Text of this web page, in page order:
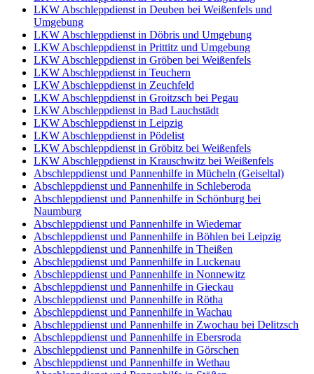
LKW Abschleppdienst in Deuben bei Weißenfels und
Umgebung
LKW Abschleppdienst in Döbris und Umgebung
LKW Abschleppdienst in Prittitz und Umgebung
LKW Abschleppdienst in Gröben bei Weißenfels
LKW Abschleppdienst in Teuchern
LKW Abschleppdienst in Zeuchfeld
LKW Abschleppdienst in Groitzsch bei Pegau
LKW Abschleppdienst in Bad Lauchstädt
LKW Abschleppdienst in Leipzig
LKW Abschleppdienst in Pödelist
LKW Abschleppdienst in Gröbitz bei Weißenfels
LKW Abschleppdienst in Krauschwitz bei Weißenfels
Abschleppdienst und Pannenhilfe in Mücheln (Geiseltal)
Abschleppdienst und Pannenhilfe in Schleberoda
Abschleppdienst und Pannenhilfe in Schönburg bei
Naumburg
Abschleppdienst und Pannenhilfe in Wiedemar
Abschleppdienst und Pannenhilfe in Böhlen bei Leipzig
Abschleppdienst und Pannenhilfe in Theißen
Abschleppdienst und Pannenhilfe in Luckenau
Abschleppdienst und Pannenhilfe in Nonnewitz
Abschleppdienst und Pannenhilfe in Gieckau
Abschleppdienst und Pannenhilfe in Rötha
Abschleppdienst und Pannenhilfe in Wachau
Abschleppdienst und Pannenhilfe in Zwochau bei Delitzsch
Abschleppdienst und Pannenhilfe in Ebersroda
Abschleppdienst und Pannenhilfe in Görschen
Abschleppdienst und Pannenhilfe in Wethau